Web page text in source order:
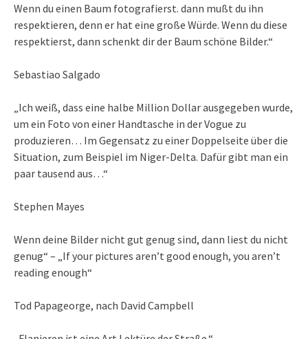
Wenn du einen Baum fotografierst. dann mußt du ihn
respektieren, denn er hat eine große Würde. Wenn du diese
respektierst, dann schenkt dir der Baum schöne Bilder.“
Sebastiao Salgado
„Ich weiß, dass eine halbe Million Dollar ausgegeben wurde,
um ein Foto von einer Handtasche in der Vogue zu
produzieren… Im Gegensatz zu einer Doppelseite über die
Situation, zum Beispiel im Niger-Delta. Dafür gibt man ein
paar tausend aus…“
Stephen Mayes
Wenn deine Bilder nicht gut genug sind, dann liest du nicht
genug“ – „If your pictures aren’t good enough, you aren’t
reading enough“
Tod Papageorge, nach David Campbell